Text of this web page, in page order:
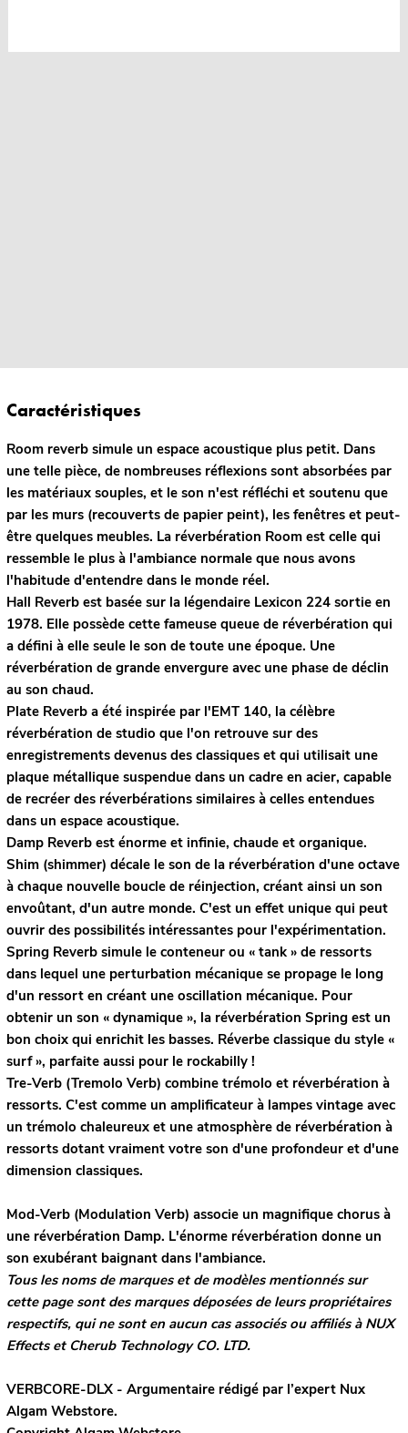
Caractéristiques
Room reverbsimule un espace acoustique plus petit. Dans
une telle pièce, de nombreuses réflexions sont absorbées par
les matériaux souples, et le son n'est réfléchi et soutenu que
par les murs (recouverts de papier peint), les fenêtres et peut-
être quelques meubles. La réverbération Room est celle qui
ressemble le plus à l'ambiance normale que nous avons
l'habitude d'entendre dans le monde réel.
Hall Reverbest basée sur la légendaire Lexicon 224 sortie en
1978. Elle possède cette fameuse queue de réverbération qui
a défini à elle seule le son de toute une époque. Une
réverbération de grande envergure avec une phase de déclin
au son chaud.
Plate Reverba été inspirée par l'EMT 140, la célèbre
réverbération de studio que l'on retrouve sur des
enregistrements devenus des classiques et qui utilisait une
plaque métallique suspendue dans un cadre en acier, capable
de recréer des réverbérations similaires à celles entendues
dans un espace acoustique.
Damp Reverbest énorme et infinie, chaude et organique.
Shim(shimmer) décale le son de la réverbération d'une octave
à chaque nouvelle boucle de réinjection, créant ainsi un son
envoûtant, d'un autre monde. C'est un effet unique qui peut
ouvrir des possibilités intéressantes pour l'expérimentation.
Spring Reverbsimule le conteneur ou « tank » de ressorts
dans lequel une perturbation mécanique se propage le long
d'un ressort en créant une oscillation mécanique. Pour
obtenir un son « dynamique », la réverbération Spring est un
bon choix qui enrichit les basses. Réverbe classique du style «
surf », parfaite aussi pour le rockabilly !
Tre-Verb(Tremolo Verb) combine trémolo et réverbération à
ressorts. C'est comme un amplificateur à lampes vintage avec
un trémolo chaleureux et une atmosphère de réverbération à
ressorts dotant vraiment votre son d'une profondeur et d'une
dimension classiques.
Mod-Verb(Modulation Verb) associe un magnifique chorus à
une réverbération Damp. L'énorme réverbération donne un
son exubérant baignant dans l'ambiance.
Tous les noms de marques et de modèles mentionnés sur
cette page sont des marques déposées de leurs propriétaires
respectifs, qui ne sont en aucun cas associés ou affiliés à NUX
Effects et Cherub Technology CO. LTD.
VERBCORE-DLX - Argumentaire rédigé par l’expert Nux
Algam Webstore.